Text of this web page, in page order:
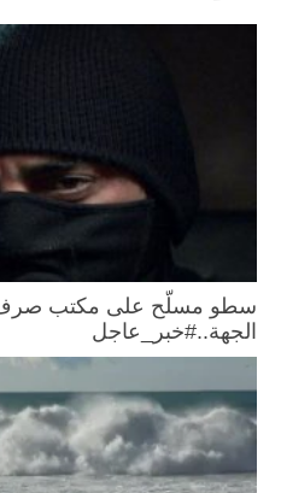
سطو مسلّح على مكتب صرف
الجهة..#خبر_عاجل